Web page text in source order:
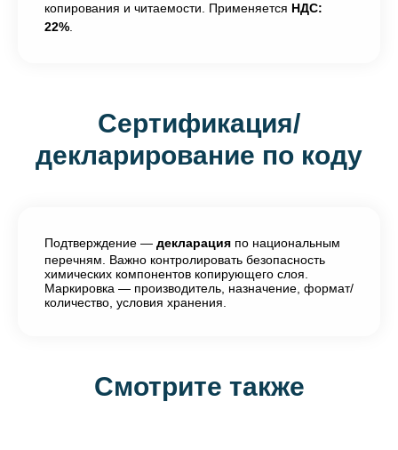
копирования и читаемости. Применяется НДС:
22%
Сертификация/
декларирование по коду
Подтверждение — декларация по национальным
перечням. Важно контролировать безопасность
химических компонентов копирующего слоя.
Маркировка — производитель, назначение, формат/
количество, условия хранения.
Смотрите также